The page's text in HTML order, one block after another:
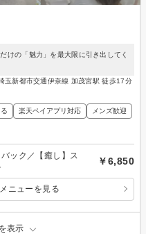
けの「魅力」を最大限に引き出してく
玉新都市交通伊奈線 加茂宮駅 徒歩17分
楽天ペイアプリ対応 メンズ歓迎
ック／【癒し】ス
￥6,850
ニューを見る
表示